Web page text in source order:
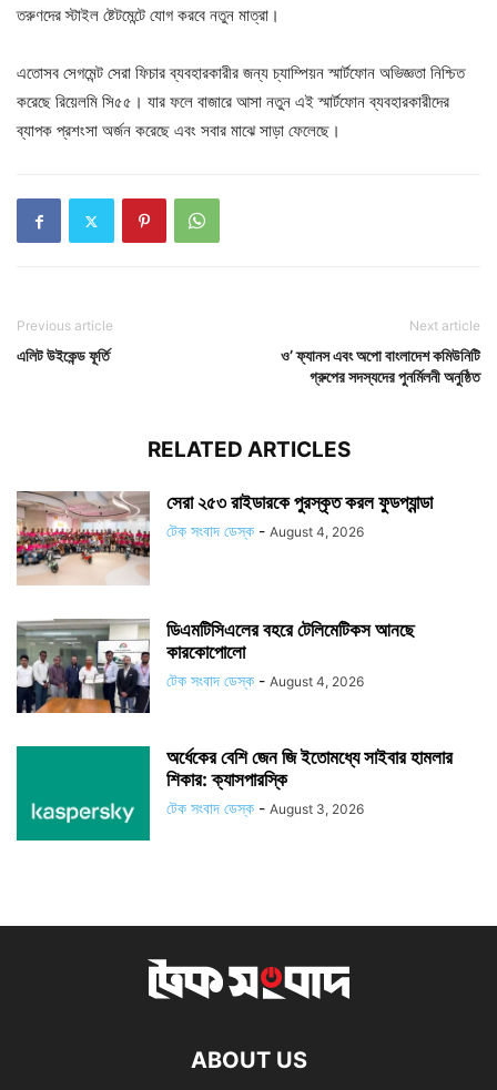
তরুণদের স্টাইল ষ্টেটমেন্টে যোগ করবে নতুন মাত্রা।
এতোসব সেগমেন্ট সেরা ফিচার ব্যবহারকারীর জন্য চ্যাম্পিয়ন স্মার্টফোন অভিজ্ঞতা নিশ্চিত
করেছে রিয়েলমি সি৫৫। যার ফলে বাজারে আসা নতুন এই স্মার্টফোন ব্যবহারকারীদের
ব্যাপক প্রশংসা অর্জন করেছে এবং সবার মাঝে সাড়া ফেলেছে।
Previous article
এলিট উইকেন্ড ফূর্তি
Next article
ও’ ফ্যানস এবং অপো বাংলাদেশ কমিউনিটি
গ্রুপের সদস্যদের পুনর্মিলনী অনুষ্ঠিত
RELATED ARTICLES
সেরা ২৫৩ রাইডারকে পুরস্কৃত করল ফুডপ্যান্ডা
টেক সংবাদ ডেস্ক - August 4, 2026
ডিএমটিসিএলের বহরে টেলিমেটিকস আনছে
কারকোপোলো
টেক সংবাদ ডেস্ক - August 4, 2026
অর্ধেকের বেশি জেন জি ইতোমধ্যে সাইবার হামলার
শিকার: ক্যাসপারস্কি
টেক সংবাদ ডেস্ক - August 3, 2026
ABOUT US